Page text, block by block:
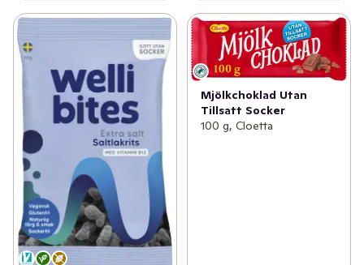
Mjölkchoklad Utan
Tillsatt Socker
100 g, Cloetta